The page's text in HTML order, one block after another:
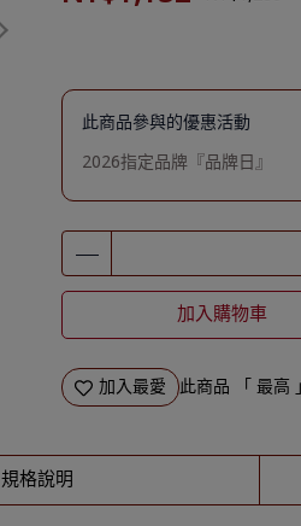
此商品參與的優惠活動
2026指定品牌『品牌日』
加入購物車
加入最愛 此商品 「 最高
規格說明